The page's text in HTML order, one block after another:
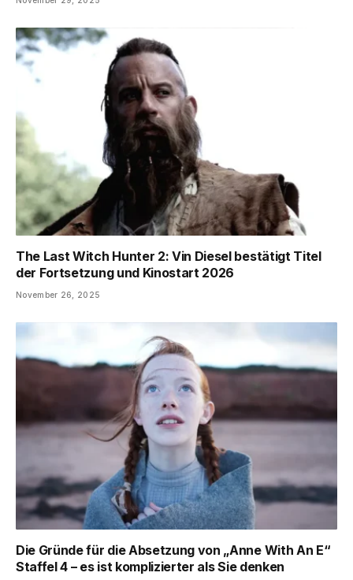
The Last Witch Hunter 2: Vin Diesel bestätigt Titel
der Fortsetzung und Kinostart 2026
November 26, 2025
Die Gründe für die Absetzung von „Anne With An E“
Staffel 4 – es ist komplizierter als Sie denken